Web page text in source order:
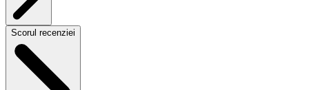
Scorul recenziei